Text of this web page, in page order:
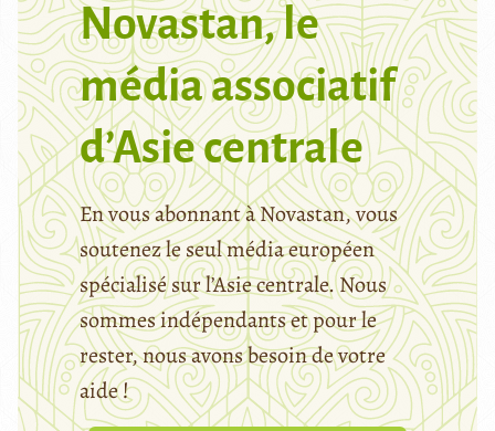
Novastan, le
média associatif
d’Asie centrale
En vous abonnant à Novastan, vous
soutenez le seul média européen
spécialisé sur l’Asie centrale. Nous
sommes indépendants et pour le
rester, nous avons besoin de votre
aide !